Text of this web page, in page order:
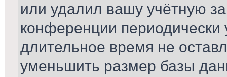
или удалил вашу учётную
конференции периодически
длительное время не
уменьшить размер базы